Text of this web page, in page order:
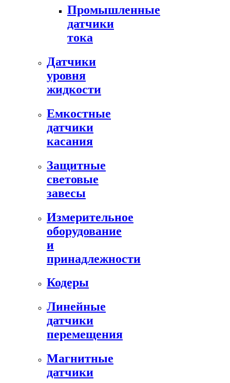
Промышленные
датчики
тока
Датчики
уровня
жидкости
Емкостные
датчики
касания
Защитные
световые
завесы
Измерительное
оборудование
и
принадлежности
Кодеры
Линейные
датчики
перемещения
Магнитные
датчики